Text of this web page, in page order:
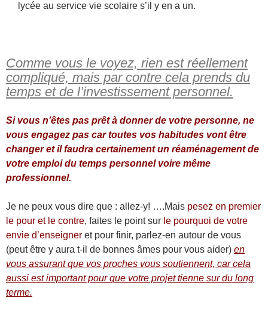
lycée au service vie scolaire s’il y en a un.
Comme vous le voyez, rien est réellement
compliqué, mais par contre cela prends du
temps et de l’investissement personnel.
Si vous n’êtes pas prêt à donner de votre personne, ne
vous engagez pas car toutes vos habitudes vont être
changer et il faudra certainement un réaménagement de
votre emploi du temps personnel voire même
professionnel.
Je ne peux vous dire que : allez-y! ….Mais pesez en premier
le pour et le contre, faites le point sur le pourquoi de votre
envie d’enseigner et pour finir, parlez-en autour de vous
(peut être y aura t-il de bonnes âmes pour vous aider) en
vous assurant que vos proches vous soutiennent, car cela
aussi est important pour que votre projet tienne sur du long
terme.